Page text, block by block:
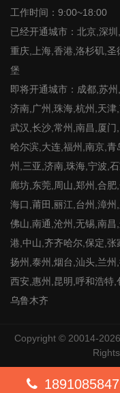
工作时间：9:00~18:00
已经开通城市：北京,深圳
重庆,上海,香港,洛杉矶,圣
堡
即将开通城市：成都,苏州
济南,广州,珠海,杭州,天津
武汉,长沙,常州,南昌,厦门
哈尔滨,大连,福州,南京,青
州,三亚,济南,珠海,宁波,
廊坊,东莞,周山,郑州,合肥
海口,莆田,丽江,台州,漳州
佛山,南通,沧州,无锡,南昌
港,中山,齐齐哈尔,保定,张
扬州,泰州,烟台,汕头,兰州
西安,惠州,昆明,呼和浩特,
乌鲁木齐
Copyright © 20014-2026